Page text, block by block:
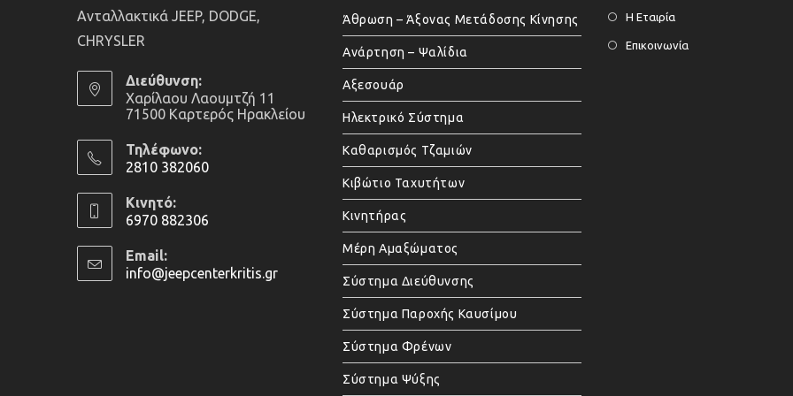
Ανταλλακτικά JEEP, DODGE,
CHRYSLER
Διεύθυνση:
Χαρίλαου Λαουμτζή 11
71500 Καρτερός Ηρακλείου
Τηλέφωνο:
2810 382060
in
your
application
Κινητό:
6970 882306
in
your
Email:
info@jeepcenterkritis.grOpens
Άθρωση – Άξονας Μετάδοσης Κίνησης
Ανάρτηση – Ψαλίδια
Αξεσουάρ
Ηλεκτρικό Σύστημα
Καθαρισμός Τζαμιών
Κιβώτιο Ταχυτήτων
Κινητήρας
Μέρη Αμαξώματος
Σύστημα Διεύθυνσης
Σύστημα Παροχής Καυσίμου
Σύστημα Φρένων
Σύστημα Ψύξης
Η Εταιρία
Επικοινωνία